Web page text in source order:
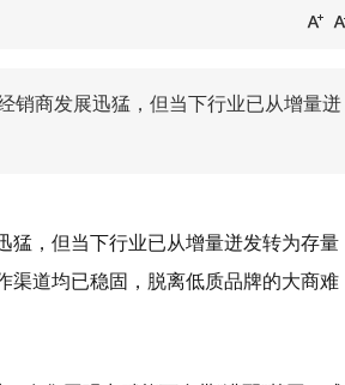
销商发展迅猛，但当下行业已从增量迸
猛，但当下行业已从增量迸发转为存量
渠道均已稳固，脱离低质品牌的大商难